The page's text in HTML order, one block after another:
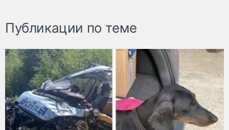
Публикации по теме